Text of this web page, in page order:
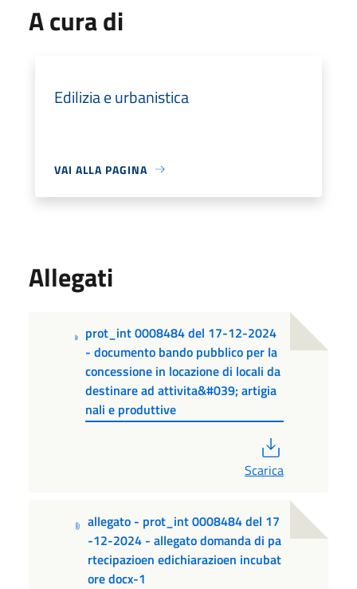
A cura di
Edilizia e urbanistica
VAI ALLA PAGINA
Allegati
prot_int 0008484 del 17-12-2024
- documento bando pubblico per la
concessione in locazione di locali da
destinare ad attivita&#039; artigia
nali e produttive
Scarica
allegato - prot_int 0008484 del 17
-12-2024 - allegato domanda di pa
rtecipazioen edichiarazioen incubat
ore docx-1